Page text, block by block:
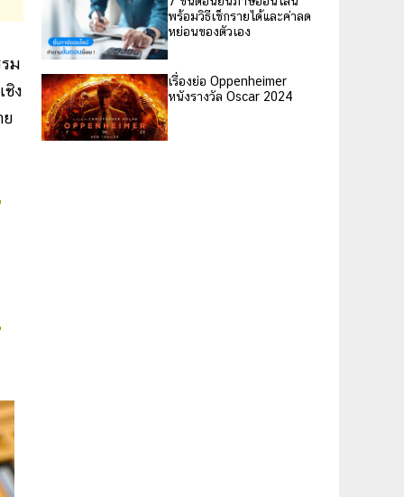
ม
ชิง
ย
พร้อมวิธีเช็กรายได้และค่าลด
หย่อนของตัวเอง
เรื่องย่อ Oppenheimer
หนังรางวัล Oscar 2024